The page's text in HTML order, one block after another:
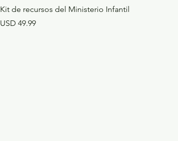
Kit de recursos del Ministerio Infantil
Precio
USD 49.99